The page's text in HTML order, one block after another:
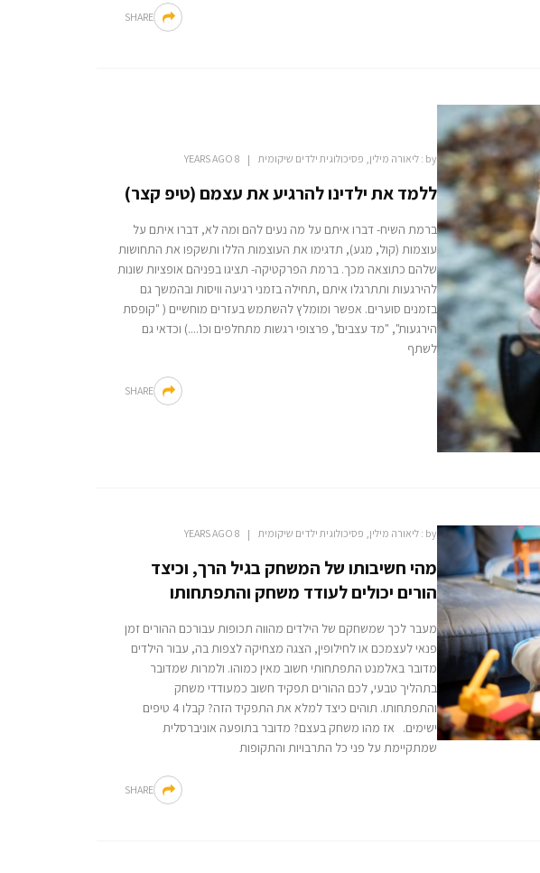
SHARE
by : ליאורה מילין, פסיכולוגית ילדים שיקומית 8 YEARS AGO
ללמד את ילדינו להרגיע את עצמם (טיפ קצר)
ברמת השיח- דברו איתם על מה נעים להם ומה לא, דברו איתם על
עוצמות (קול, מגע), תדגימו את העוצמות הללו ותשקפו את התחושות
שלהם כתוצאה מכך. ברמת הפרקטיקה- תציגו בפניהם אופציות שונות
להירגעות ותתרגלו איתם ,תחילה בזמני רגיעה וויסות ובהמשך גם
בזמנים סוערים. אפשר ומומלץ להשתמש בעזרים מוחשיים ( "קופסת
הירגעות", "מד עצבים", פרצופי רגשות מתחלפים וכו'....) וכדאי גם
לשתף
SHARE
by : ליאורה מילין, פסיכולוגית ילדים שיקומית 8 YEARS AGO
מהי חשיבותו של המשחק בגיל הרך, וכיצד
הורים יכולים לעודד משחק והתפתחותו
מעבר לכך שמשחקם של הילדים מהווה תכופות עבורכם ההורים זמן
פנאי לעצמכם או לחילופין, הצגה מצחיקה לצפות בה, עבור הילדים
מדובר באלמנט התפתחותי חשוב מאין כמוהו. ולמרות שמדובר
בתהליך טבעי, לכם ההורים תפקיד חשוב כמעודדי משחק
והתפתחותו. תוהים כיצד למלא את התפקיד הזה? קבלו 4 טיפים
ישימים. אז מהו משחק בעצם? מדובר בתופעה אוניברסלית
שמתקיימת על פני כל התרבויות והתקופות
SHARE